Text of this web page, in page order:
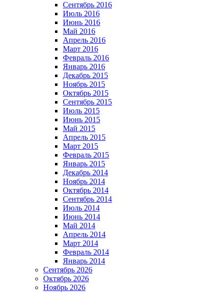
Сентябрь 2016
Июль 2016
Июнь 2016
Май 2016
Апрель 2016
Март 2016
Февраль 2016
Январь 2016
Декабрь 2015
Ноябрь 2015
Октябрь 2015
Сентябрь 2015
Июль 2015
Июнь 2015
Май 2015
Апрель 2015
Март 2015
Февраль 2015
Январь 2015
Декабрь 2014
Ноябрь 2014
Октябрь 2014
Сентябрь 2014
Июль 2014
Июнь 2014
Май 2014
Апрель 2014
Март 2014
Февраль 2014
Январь 2014
Сентябрь 2026
Октябрь 2026
Ноябрь 2026